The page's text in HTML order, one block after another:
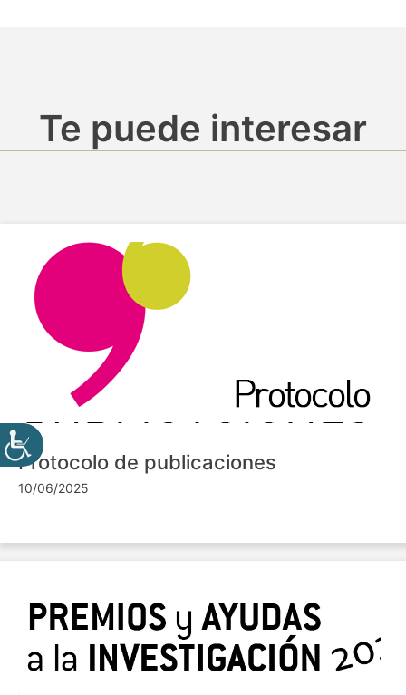
Te puede interesar
Protocolo de publicaciones
10/06/2025